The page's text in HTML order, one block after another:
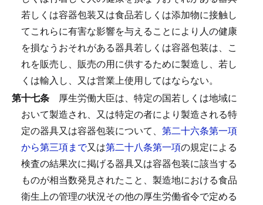
若しくは容器包装又は食品若しくは添加物に接触し
てこれらに有害な影響を与えることにより人の健康
を損なうおそれがある器具若しくは容器包装は、こ
れを販売し、販売の用に供するために製造し、若し
くは輸入し、又は営業上使用してはならない。
第十七条 厚生労働大臣は、特定の国若しくは地域に
おいて製造され、又は特定の者により製造される特
定の器具又は容器包装について、 第二十六条第一項
から第三項まで又は第二十八条第一項の規定による
検査の結果次に掲げる器具又は容器包装に該当する
ものが相当数発見されたこと、製造地における食品
衛生上の管理の状況その他の厚生労働省令で定める